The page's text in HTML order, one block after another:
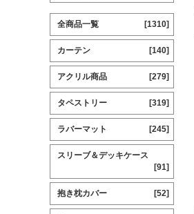
全商品一覧 [1310]
カーテン [140]
アクリル商品 [279]
タペストリー [319]
ラバーマット [245]
スリーブ＆デッキケース
[91]
抱き枕カバー [52]